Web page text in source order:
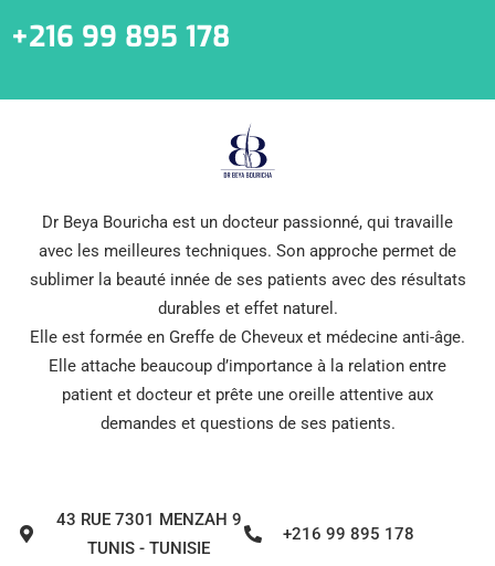
+216 99 895 178
Dr Beya Bouricha est un docteur passionné, qui travaille
avec les meilleures techniques. Son approche permet de
sublimer la beauté innée de ses patients avec des résultats
durables et effet naturel.
Elle est formée en Greffe de Cheveux et médecine anti-âge.
Elle attache beaucoup d’importance à la relation entre
patient et docteur et prête une oreille attentive aux
demandes et questions de ses patients.
43 RUE 7301 MENZAH 9
TUNIS - TUNISIE
+216 99 895 178